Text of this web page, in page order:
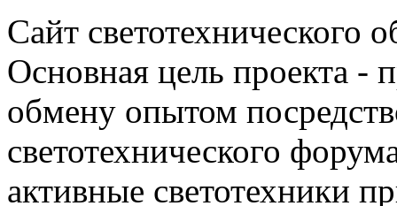
Сайт светотехнического
Основная цель проекта -
обмену опытом
светотехнического
активные светотехники